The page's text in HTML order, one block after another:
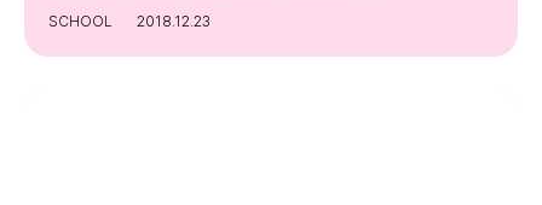
SCHOOL 2018.12.23